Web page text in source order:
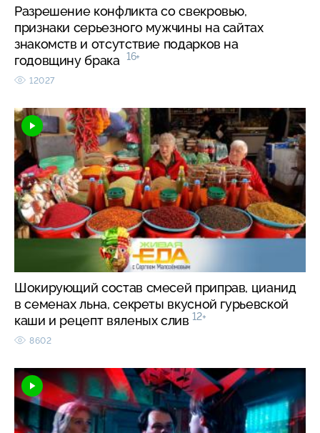
Разрешение конфликта со свекровью,
признаки серьезного мужчины на сайтах
знакомств и отсутствие подарков на
годовщину брака
16+
12027
Шокирующий состав смесей приправ, цианид
в семенах льна, секреты вкусной гурьевской
каши и рецепт вяленых слив 12+
8602